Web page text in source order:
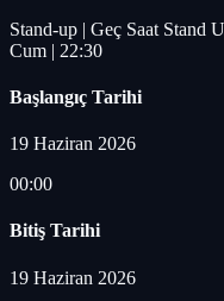
Stand-up | Geç Saat Stand
Cum | 22:30
Başlangıç Tarihi
19 Haziran 2026
00:00
Bitiş Tarihi
19 Haziran 2026